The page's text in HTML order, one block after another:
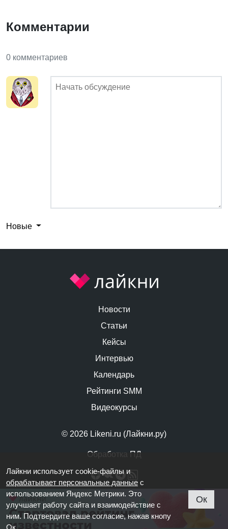
Комментарии
0 комментариев
Новые
© 2026 Likeni.ru (Лайкни.ру)
Обработка ПД
Новости
Статьи
Кейсы
Интервью
Календарь
Рейтинги SMM
Видеокурсы
Лайкни использует cookie-файлы и
обрабатывает персональные данные с
использованием Яндекс Метрики. Это
улучшает работу сайта и взаимодействие с
ним. Подтвердите ваше согласие, нажав кнопу
Ок.
Ок